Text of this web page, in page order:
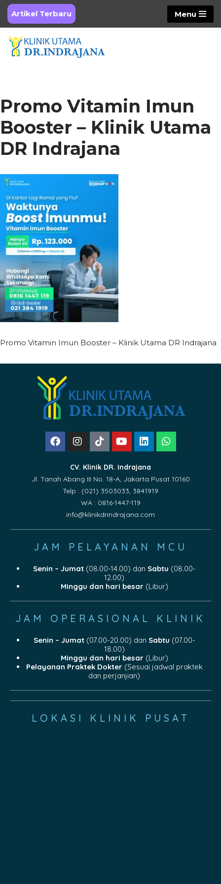
Skip
to
content
Artikel Terbaru Menu
Promo Vitamin Imun
Booster – Klinik Utama
DR Indrajana
Promo Vitamin Imun Booster – Klinik Utama DR Indrajana
CV. Klinik DR. Indrajana
Jl. Tanah Abang III No. 18-A, Jakarta Pusat 10160
Telp : (021) 3503033, 3841919
WA : 0816-1447-119
info@klinikdrindrajana.com
JAM PELAYANAN MCU
Senin – Jumat(08.00-14.00) dan Sabtu (08.00-
12.00)
Minggu dan hari besar(Libur)
JAM OPERASIONAL KLINIK
Senin – Jumat(07.00-20.00) dan Sabtu (07.00-
18.00)
Minggu dan hari besar(Libur)
Pelayanan Praktek Dokter(Sesuai jadwal praktek
dan perjanjian)
LOKASI KLINIK PUSAT